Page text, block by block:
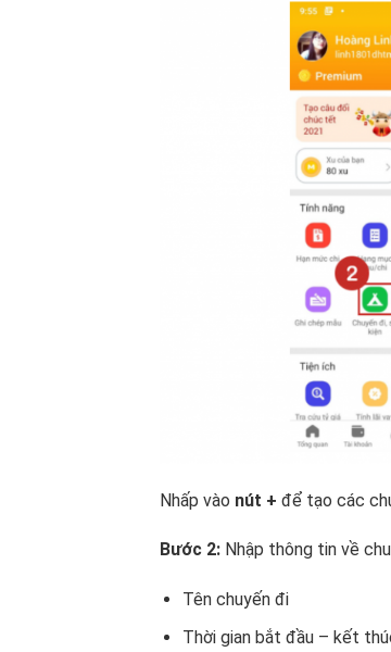
Nhấp vào nút + để tạo các
Bước 2: Nhập thông tin về
Tên chuyến đi
Thời gian bắt đầu – kết